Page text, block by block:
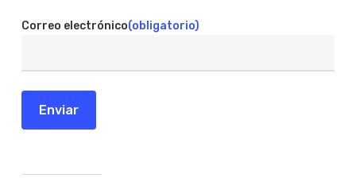
Correo electrónico(obligatorio)
Enviar